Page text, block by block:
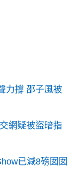
力撐 邵子風被
網疑被盜暗指
已減8磅囡囡